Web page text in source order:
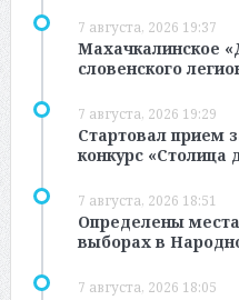
7 августа, 2026 19:37
Махачкалинское
словенского
7 августа, 2026 19:29
Стартовал прием
конкурс «Столица
7 августа, 2026 18:51
Определены
выборах в
7 августа, 2026 18:05